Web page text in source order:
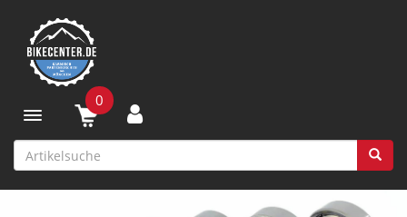
Toggle navigation
0